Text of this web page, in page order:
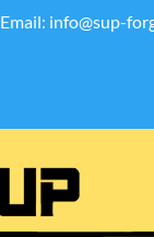
Email: info@sup-